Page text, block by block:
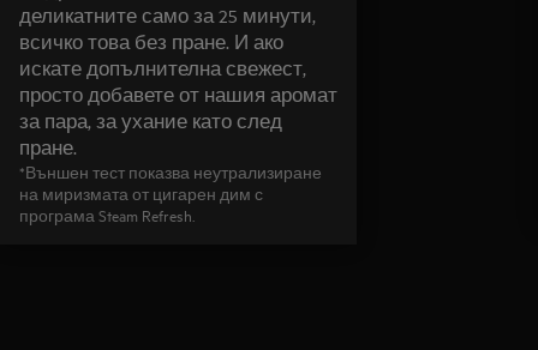
деликатните само за 25 минути,
всичко това без пране. И ако
искате допълнителна свежест,
просто добавете от нашия аромат
за пара, за ухание като след
пране.
*Външен тест показва неутрализиране
на миризмата от цигарен дим с
програма Steam Refresh.